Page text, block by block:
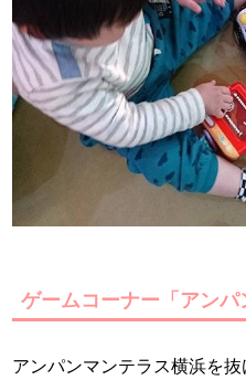
ゲームコーナー「アンパ
アンパンマンテラス横浜を